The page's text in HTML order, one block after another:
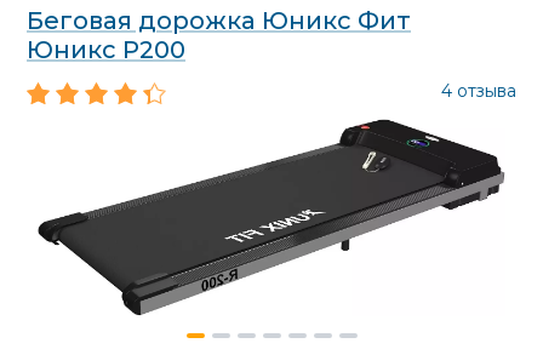
Беговая дорожка Юникс Фит
Юникс Р200
4 отзыва